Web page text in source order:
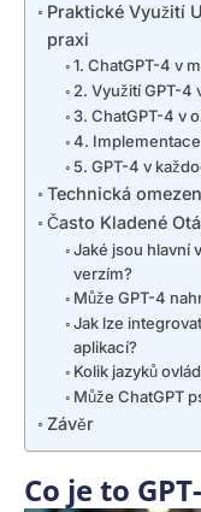
Praktické Využití
praxi
1. ChatGPT-4 v
2. Využití GPT-4
3. ChatGPT-4 v
4.
5. GPT-4 v
Technická
Často Kladené
Jaké jsou hlavní
verzím?
Může GPT-4
Jak lze
aplikací?
Kolik jazyků
Může ChatGPT
Závěr
Co je to